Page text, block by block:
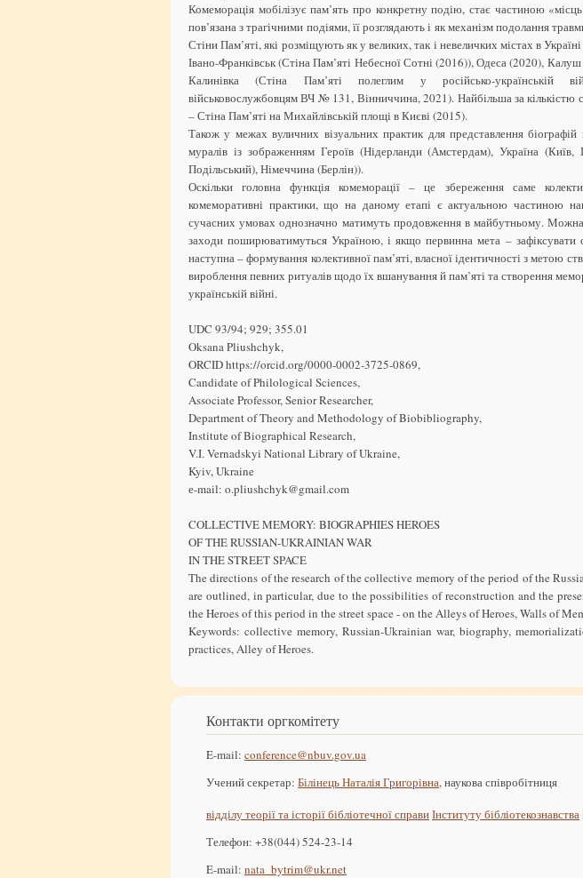
Комеморація мобілізує пам’ять про конкретну подію, стає частиною
пов’язана з трагічними подіями, її розглядають і як механізм подолання
Стіни Пам’яті, які розміщують як у великих, так і невеличких містах в
Івано-Франківськ (Стіна Пам’яті Небесної Сотні (2016)), Одеса (2020),
Калинівка (Стіна Пам’яті полеглим у російсько-українській
військовослужбовцям ВЧ № 131, Вінниччина, 2021). Найбільша за кількістю
– Стіна Пам’яті на Михайлівській площі в Києві (2015).
Також у межах вуличних візуальних практик для представлення
муралів із зображенням Героїв (Нідерланди (Амстердам), Україна (Київ,
Подільський), Німеччина (Берлін)).
Оскільки головна функція комеморації – це збереження саме
комеморативні практики, що на даному етапі є актуальною частиною
сучасних умовах однозначно матимуть продовження в майбутньому.
заходи поширюватимуться Україною, і якщо первинна мета – зафіксувати
наступна – формування колективної пам’яті, власної ідентичності з метою
вироблення певних ритуалів щодо їх вшанування й пам’яті та створення
українській війні.
UDC 93/94; 929; 355.01
Oksana Pliushchyk,
ORCID https://orcid.org/0000-0002-3725-0869,
Candidate of Philological Sciences,
Associate Professor, Senior Researcher,
Department of Theory and Methodology of Biobibliography,
Institute of Biographical Research,
V.I. Vernadskyi National Library of Ukraine,
Kyiv, Ukraine
е-mail: o.pliushchyk@gmail.com
COLLECTIVE MEMORY: BIOGRAPHIES HEROES
OF THE RUSSIAN-UKRAINIAN WAR
IN THE STREET SPACE
The directions of the research of the collective memory of the period of the
are outlined, in particular, due to the possibilities of reconstruction and the
the Heroes of this period in the street space - on the Alleys of Heroes, Walls of
Keywords: collective memory, Russian-Ukrainian war, biography,
practices, Alley of Heroes.
Контакти оргкомітету
E-mail: conference@nbuv.gov.ua
Учений секретар: Білінець Наталія Григорівна, наукова співробітниця
відділу теорії та історії бібліотечної справиІнституту бібліотекознавства
Телефон: +38(044) 524-23-14
E-mail: nata_bytrim@ukr.net